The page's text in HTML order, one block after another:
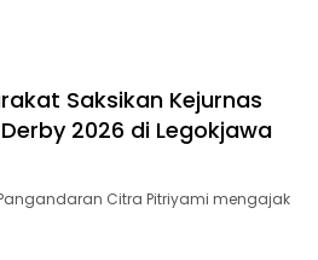
Saksikan Kejurnas
2026 di Legokjawa
Pangandaran Citra Pitriyami mengajak